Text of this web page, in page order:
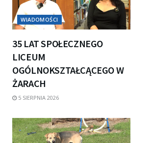
WIADOMOŚCI
35 LAT SPOŁECZNEGO
LICEUM
OGÓLNOKSZTAŁCĄCEGO W
ŻARACH
5 SIERPNIA 2026